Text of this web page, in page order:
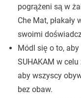
pogrążeni są w
Che Mat,
swoimi
Módl się o to,
SUHAKAM w
aby wszyscy
bez obaw.